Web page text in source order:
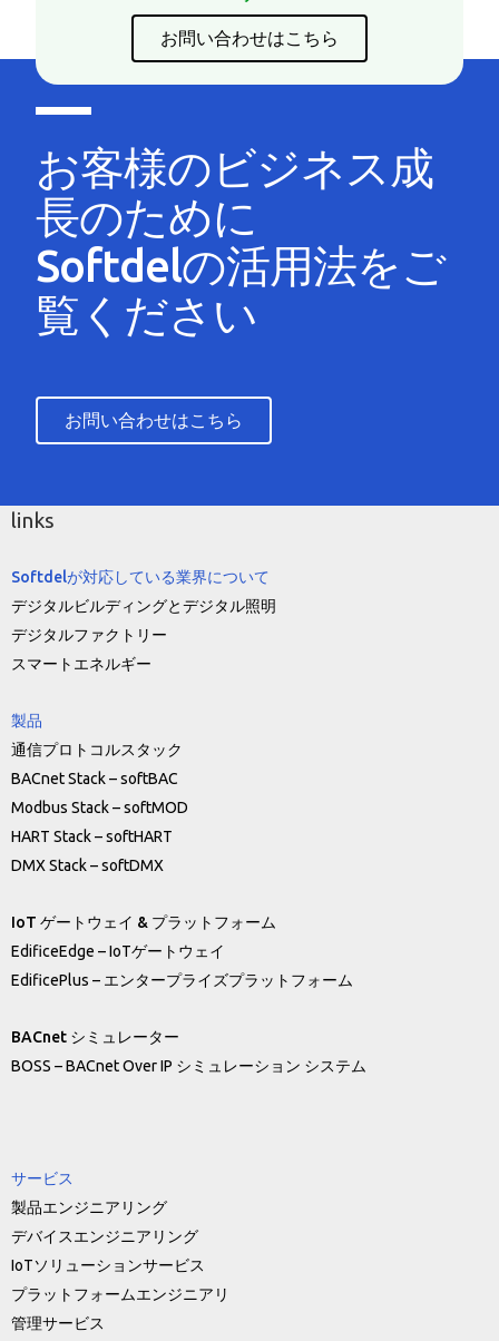
お問い合わせはこちら
お客様のビジネス成
長のために
Softdelの活用法をご
覧ください
お問い合わせはこちら
links
Softdelが対応している業界について
デジタルビルディングとデジタル照明
デジタルファクトリー
スマートエネルギー
製品
通信プロトコルスタック
BACnet Stack – softBAC
Modbus Stack – softMOD
HART Stack – softHART
DMX Stack – softDMX
IoT ゲートウェイ & プラットフォーム
EdificeEdge – IoTゲートウェイ
EdificePlus – エンタープライズプラットフォーム
BACnet シミュレーター
BOSS – BACnet Over IP シミュレーション システム
サービス
製品エンジニアリング
デバイスエンジニアリング
IoTソリューションサービス
プラットフォームエンジニアリ
管理サービス